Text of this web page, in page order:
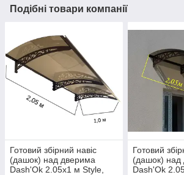
Подібні товари компанії
Готовий збірний навіс
(дашок) над дверима
Dash'Ok 2.05x1 м Style,
Готовий
(дашок) над
Dash'Ok